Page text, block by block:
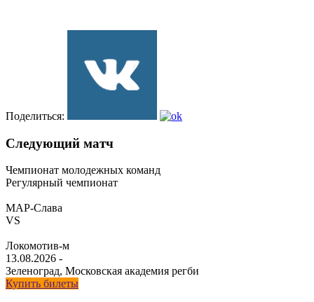
Поделиться:
Следующий матч
Чемпионат молодежных команд
Регулярный чемпионат
МАР-Слава
VS
Локомотив-м
13.08.2026 -
Зеленоград, Московская академия регби
Купить билеты